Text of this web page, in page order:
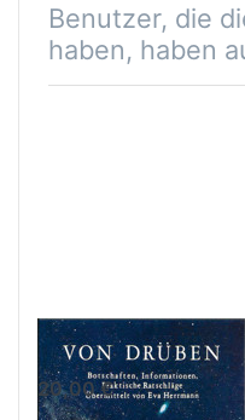
Benutzer, die
haben, haben
Von Drüben
20,00 €